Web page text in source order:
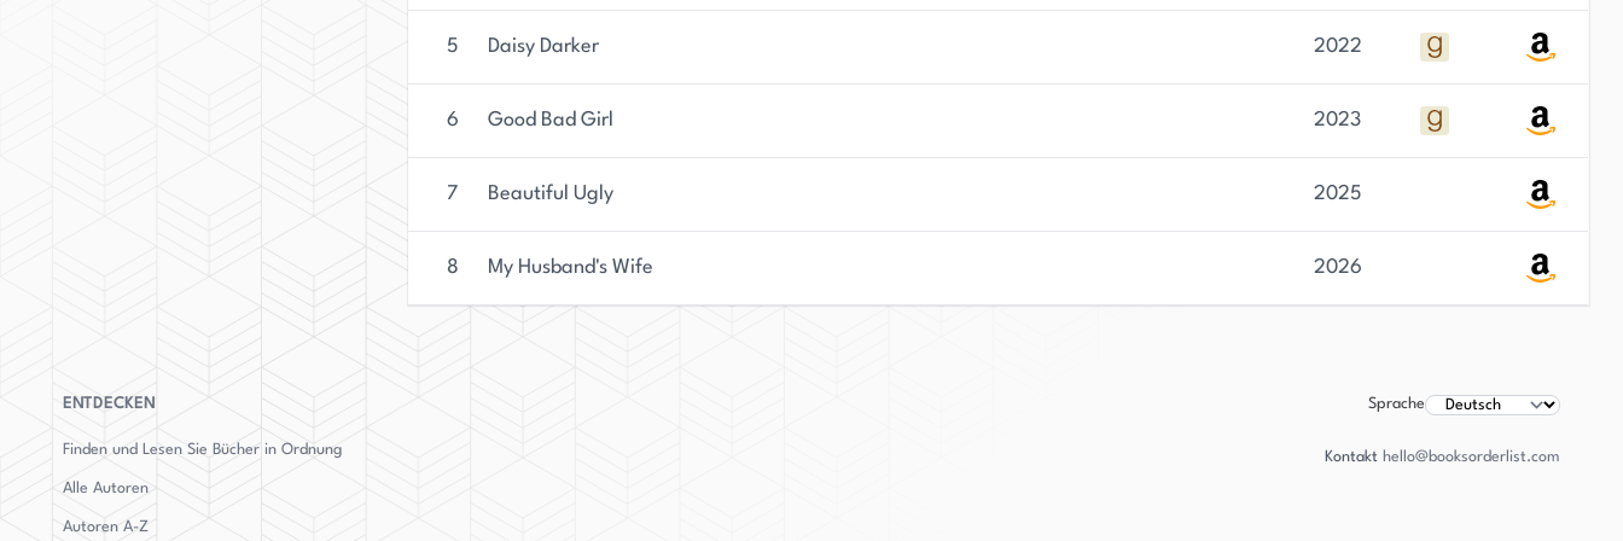
Twitter unter dem Handle @alicewriterland, und sie hat eine Website, auf der Leserinnen und Leser
sich für ihren kostenlosen Newsletter anmelden und die neuesten Buch- und Fernsehnachrichten
5 Daisy Darker 2022
6 Good Bad Girl 2023
7 Beautiful Ugly 2025
8 My Husband's Wife 2026
ENTDECKEN
Finden und Lesen Sie Bücher in Ordnung
Alle Autoren
Autoren A-Z
Sprache
Kontakt hello@booksorderlist.com